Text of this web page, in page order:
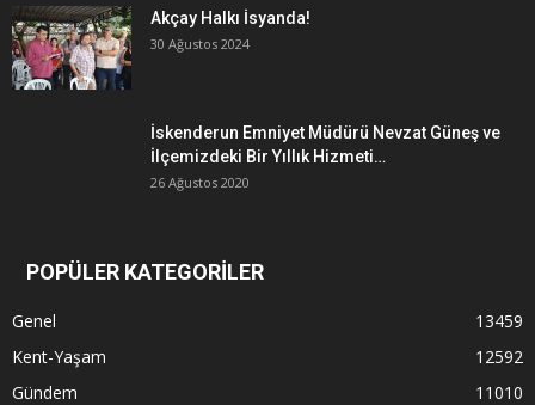
Akçay Halkı İsyanda!
30 Ağustos 2024
İskenderun Emniyet Müdürü Nevzat Güneş ve
İlçemizdeki Bir Yıllık Hizmeti…
26 Ağustos 2020
POPÜLER KATEGORİLER
Genel
13459
Kent-Yaşam
12592
Gündem
11010